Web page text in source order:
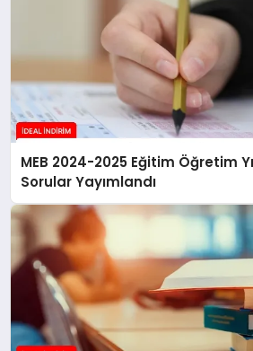
MEB 2024-2025 Eğitim Öğretim
Sorular Yayımlandı